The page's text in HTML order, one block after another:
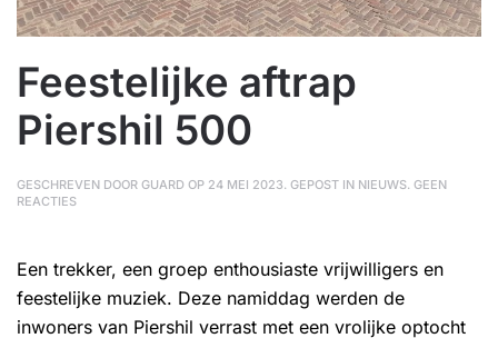
Feestelijke aftrap
Piershil 500
GESCHREVEN DOOR GUARD OP 24 MEI 2023. GEPOST IN NIEUWS. GEEN
REACTIESOP
500
Een trekker, een groep enthousiaste vrijwilligers en
feestelijke muziek. Deze namiddag werden de
inwoners van Piershil verrast met een vrolijke optocht